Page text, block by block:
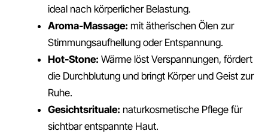
ideal nach körperlicher Belastung.
Aroma-Massage: mit ätherischen Ölen zur
Stimmungsaufhellung oder Entspannung.
Hot‑Stone: Wärme löst Verspannungen, fördert
die Durchblutung und bringt Körper und Geist zur
Ruhe.
Gesichtsrituale: naturkosmetische Pflege für
sichtbar entspannte Haut.